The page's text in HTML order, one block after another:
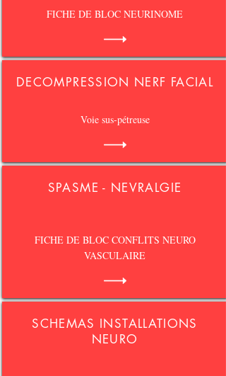
FICHE DE BLOC NEURINOME
DECOMPRESSION NERF FACIAL
Voie sus-pétreuse
SPASME - NEVRALGIE
FICHE DE BLOC CONFLITS NEURO
VASCULAIRE
SCHEMAS INSTALLATIONS
NEURO